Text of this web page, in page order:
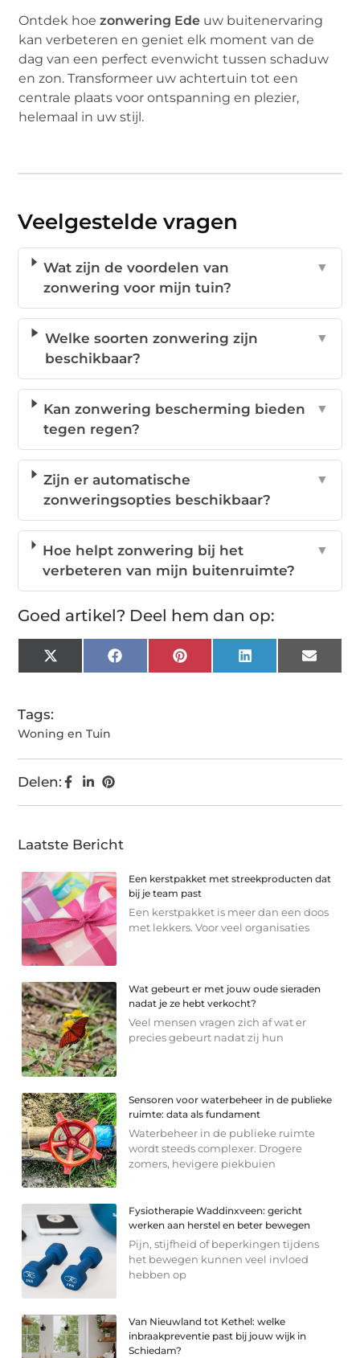
Ontdek hoezonwering Ede uw buitenervaring
kan verbeteren en geniet elk moment van de
dag van een perfect evenwicht tussen schaduw
en zon. Transformeer uw achtertuin tot een
centrale plaats voor ontspanning en plezier,
helemaal in uw stijl.
Veelgestelde vragen
Wat zijn de voordelen van
zonwering voor mijn tuin?
▼
Welke soorten zonwering zijn
beschikbaar?
▼
Kan zonwering bescherming bieden
tegen regen?
▼
Zijn er automatische
zonweringsopties beschikbaar?
▼
Hoe helpt zonwering bij het
verbeteren van mijn buitenruimte?
▼
Goed artikel? Deel hem dan op:
X
(Twitter)
FacebookPinterest LinkedIn Email
Tags:
Woning en Tuin
Delen:
Laatste Bericht
Een kerstpakket met streekproducten dat
bij je team past
Een kerstpakket is meer dan een doos
met lekkers. Voor veel organisaties
Wat gebeurt er met jouw oude sieraden
nadat je ze hebt verkocht?
Veel mensen vragen zich af wat er
precies gebeurt nadat zij hun
Sensoren voor waterbeheer in de publieke
ruimte: data als fundament
Waterbeheer in de publieke ruimte
wordt steeds complexer. Drogere
zomers, hevigere piekbuien
Fysiotherapie Waddinxveen: gericht
werken aan herstel en beter bewegen
Pijn, stijfheid of beperkingen tijdens
het bewegen kunnen veel invloed
hebben op
Van Nieuwland tot Kethel: welke
inbraakpreventie past bij jouw wijk in
Schiedam?